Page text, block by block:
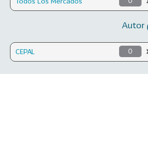
Autor
CEPAL 0